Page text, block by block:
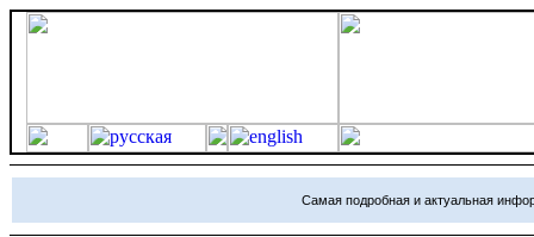
Самая подробная и актуальная